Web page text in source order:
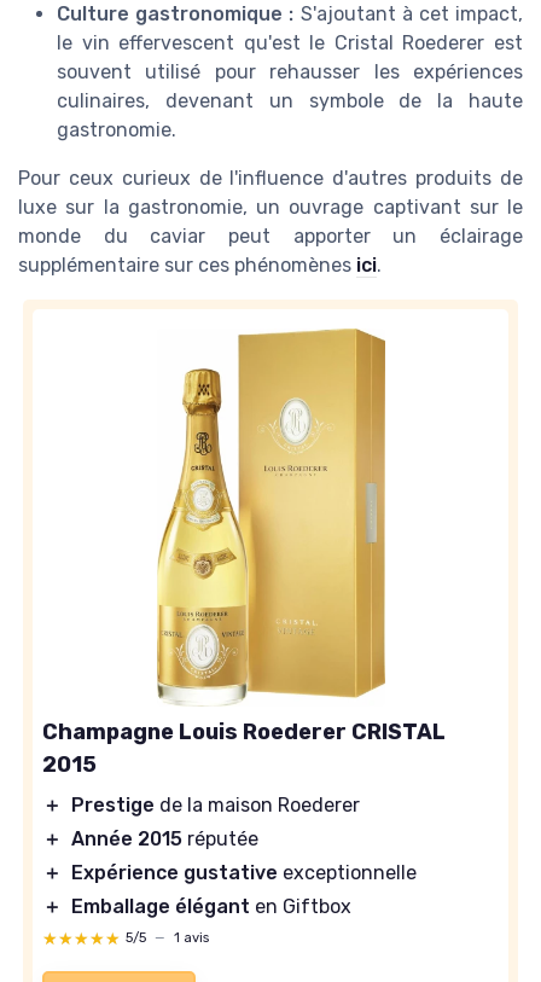
Culture gastronomique : S'ajoutant à cet impact,
le vin effervescent qu'est le Cristal Roederer est
souvent utilisé pour rehausser les expériences
culinaires, devenant un symbole de la haute
gastronomie.
Pour ceux curieux de l'influence d'autres produits de
luxe sur la gastronomie, un ouvrage captivant sur le
monde du caviar peut apporter un éclairage
supplémentaire sur ces phénomènes ici.
Champagne Louis Roederer CRISTAL
2015
＋ Prestige de la maison Roederer
＋ Année 2015 réputée
＋
Expérience gustative exceptionnelle
＋
Emballage élégant en Giftbox
★★★★★
★★★★★ 5/5 — 1 avis